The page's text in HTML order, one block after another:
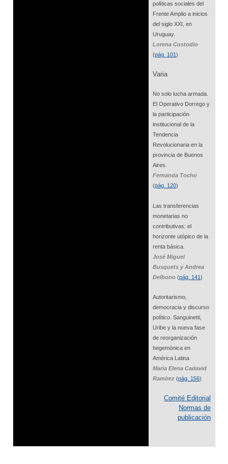
políticas sociales del
Frente Amplio a inicios
del siglo XXI, en
Uruguay.
Lorena Custodio
(pág. 101)
Varia
No solo lucha armada.
El Operativo Dorrego y
la participación
institucional de la
Tendencia
Revolucionaria en la
provincia de Buenos
Aires.
Fernanda Tocho
(pág. 120)
Las transferencias
monetarias no
contributivas: el
horizonte utópico de la
renta básica.
José Miguel
Busquets y Andrea
Delbono (pág. 141)
Autoritarismo,
democracia y discurso
político. Sanguinetti,
Uribe y la nueva fase
de reorganización
hegemónica en
América Latina
María Elena Cadavid
Ramírez (pág. 156)
Comité Editorial
Normas de
publicación